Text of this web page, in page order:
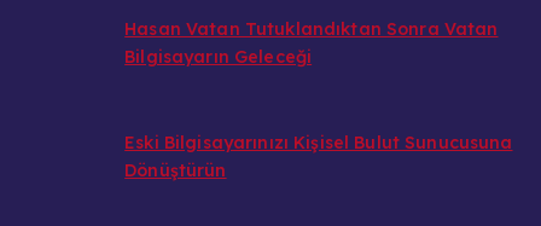
Hasan Vatan Tutuklandıktan Sonra Vatan
Bilgisayarın Geleceği
Eski Bilgisayarınızı Kişisel Bulut Sunucusuna
Dönüştürün